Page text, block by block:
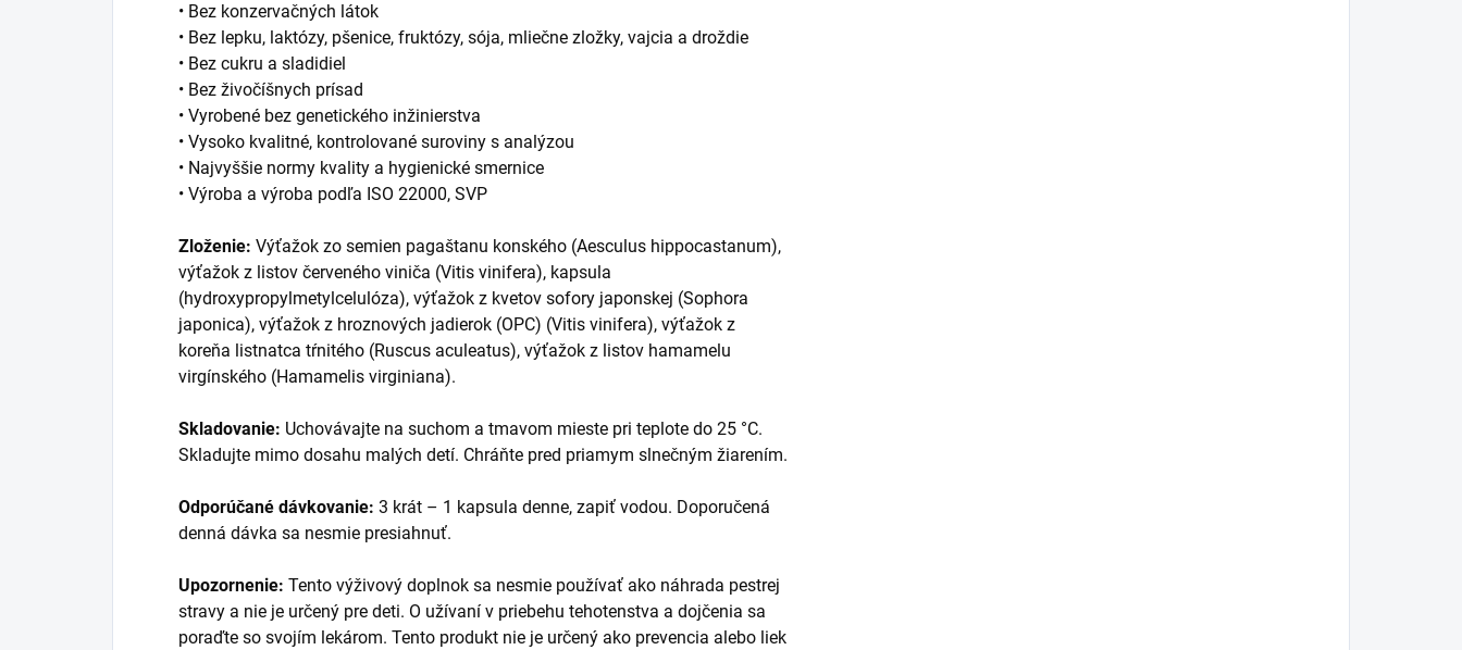
• Bez konzervačných látok
• Bez lepku, laktózy, pšenice, fruktózy, sója, mliečne zložky, vajcia a droždie
• Bez cukru a sladidiel
• Bez živočíšnych prísad
• Vyrobené bez genetického inžinierstva
• Vysoko kvalitné, kontrolované suroviny s analýzou
• Najvyššie normy kvality a hygienické smernice
• Výroba a výroba podľa ISO 22000, SVP
Zloženie: Výťažok zo semien pagaštanu konského (Aesculus hippocastanum),
výťažok z listov červeného viniča (Vitis vinifera), kapsula
(hydroxypropylmetylcelulóza), výťažok z kvetov sofory japonskej (Sophora
japonica), výťažok z hroznových jadierok (OPC) (Vitis vinifera), výťažok z
koreňa listnatca tŕnitého (Ruscus aculeatus), výťažok z listov hamamelu
virgínského (Hamamelis virginiana).
Skladovanie: Uchovávajte na suchom a tmavom mieste pri teplote do 25 °C.
Skladujte mimo dosahu malých detí. Chráňte pred priamym slnečným žiarením.
Odporúčané dávkovanie: 3 krát – 1 kapsula denne, zapiť vodou. Doporučená
denná dávka sa nesmie presiahnuť.
Upozornenie: Tento výživový doplnok sa nesmie používať ako náhrada pestrej
stravy a nie je určený pre deti. O užívaní v priebehu tehotenstva a dojčenia sa
poraďte so svojím lekárom. Tento produkt nie je určený ako prevencia alebo liek